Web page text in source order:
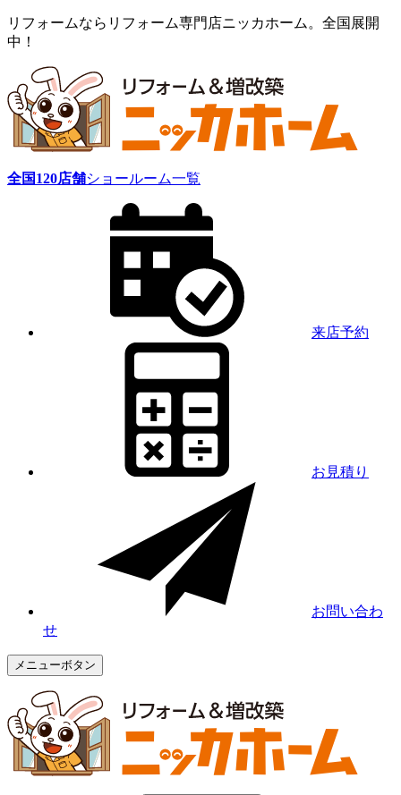
リフォームならリフォーム専門店ニッカホーム。全国展開
中！
全国120店舗ショールーム一覧
来店予約
お見積り
お問い合わ
せ
メニューボタン